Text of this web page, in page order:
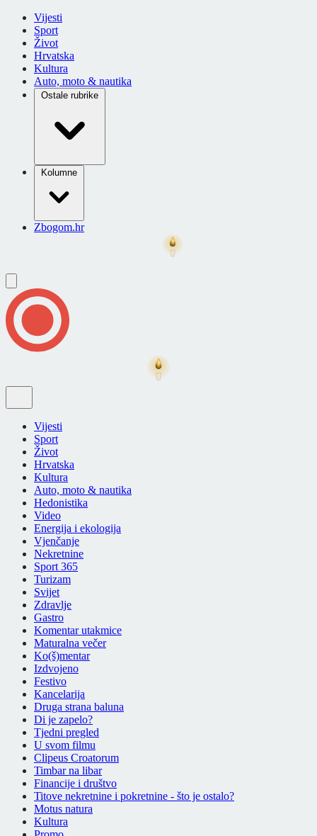
Vijesti
Sport
Život
Hrvatska
Kultura
Auto, moto & nautika
Ostale rubrike
Kolumne
Zbogom.hr
Vijesti
Sport
Život
Hrvatska
Kultura
Auto, moto & nautika
Hedonistika
Video
Energija i ekologija
Vjenčanje
Nekretnine
Sport 365
Turizam
Svijet
Zdravlje
Gastro
Komentar utakmice
Maturalna večer
Ko(š)mentar
Izdvojeno
Festivo
Kancelarija
Druga strana baluna
Di je zapelo?
Tjedni pregled
U svom filmu
Clipeus Croatorum
Timbar na libar
Financije i društvo
Titove nekretnine i pokretnine - što je ostalo?
Motus natura
Kultura